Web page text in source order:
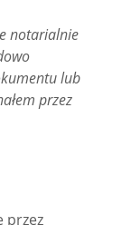
notarialnie
lub
przez
przez